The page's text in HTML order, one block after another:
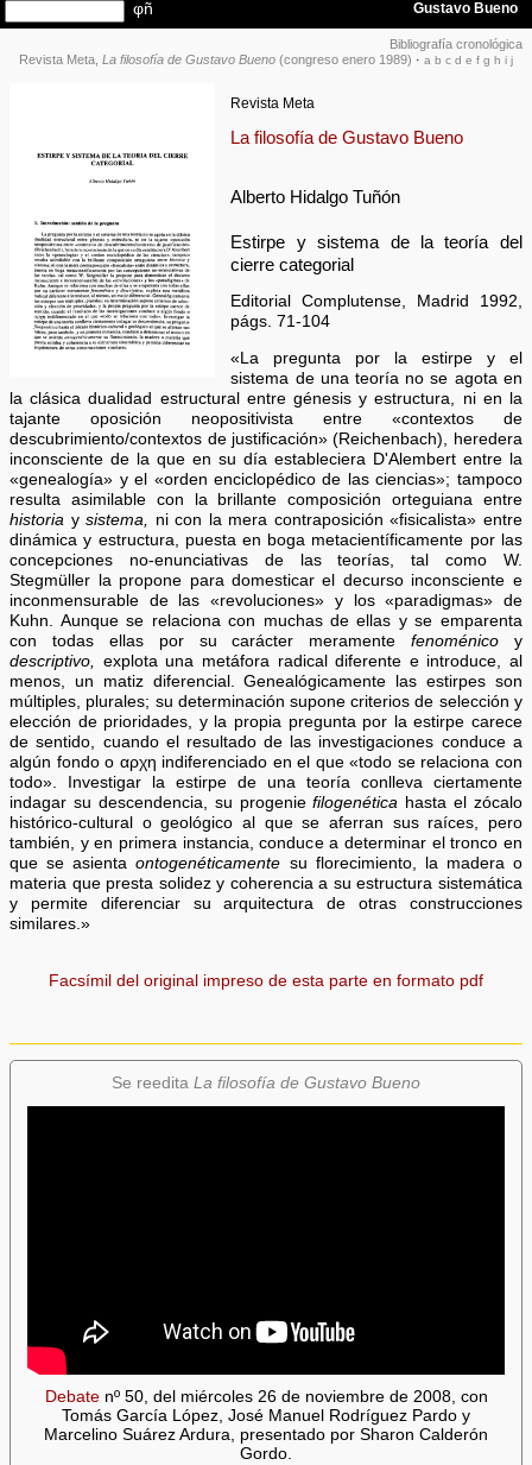
Bibliografía cronológica
Revista Meta, La filosofía de Gustavo Bueno (congreso enero 1989) · a b c d e f g h i j
Revista Meta
La filosofía de Gustavo Bueno
Alberto Hidalgo Tuñón
Estirpe y sistema de la teoría del
cierre categorial
Editorial Complutense, Madrid 1992,
págs. 71-104
«La pregunta por la estirpe y el
sistema de una teoría no se agota en
la clásica dualidad estructural entre génesis y estructura, ni en la
tajante oposición neopositivista entre «contextos de
descubrimiento/contextos de justificación» (Reichenbach), heredera
inconsciente de la que en su día estableciera D'Alembert entre la
«genealogía» y el «orden enciclopédico de las ciencias»; tampoco
resulta asimilable con la brillante composición orteguiana entre
historia ysistema, ni con la mera contraposición «fisicalista» entre
dinámica y estructura, puesta en boga metacientíficamente por las
concepciones no-enunciativas de las teorías, tal como W.
Stegmüller la propone para domesticar el decurso inconsciente e
inconmensurable de las «revoluciones» y los «paradigmas» de
Kuhn. Aunque se relaciona con muchas de ellas y se emparenta
con todas ellas por su carácter meramentefenoménico y
descriptivo, explota una metáfora radical diferente e introduce, al
menos, un matiz diferencial. Genealógicamente las estirpes son
múltiples, plurales; su determinación supone criterios de selección y
elección de prioridades, y la propia pregunta por la estirpe carece
de sentido, cuando el resultado de las investigaciones conduce a
algún fondo o αρχη indiferenciado en el que «todo se relaciona con
todo». Investigar la estirpe de una teoría conlleva ciertamente
indagar su descendencia, su progeniefilogenética hasta el zócalo
histórico-cultural o geológico al que se aferran sus raíces, pero
también, y en primera instancia, conduce a determinar el tronco en
que se asientaontogenéticamente su florecimiento, la madera o
materia que presta solidez y coherencia a su estructura sistemática
y permite diferenciar su arquitectura de otras construcciones
similares.»
Facsímil del original impreso de esta parte en formato pdf
Se reedita La filosofía de Gustavo Bueno
Debatenº 50, del miércoles 26 de noviembre de 2008, con
Tomás García López, José Manuel Rodríguez Pardo y
Marcelino Suárez Ardura, presentado por Sharon Calderón
Gordo.